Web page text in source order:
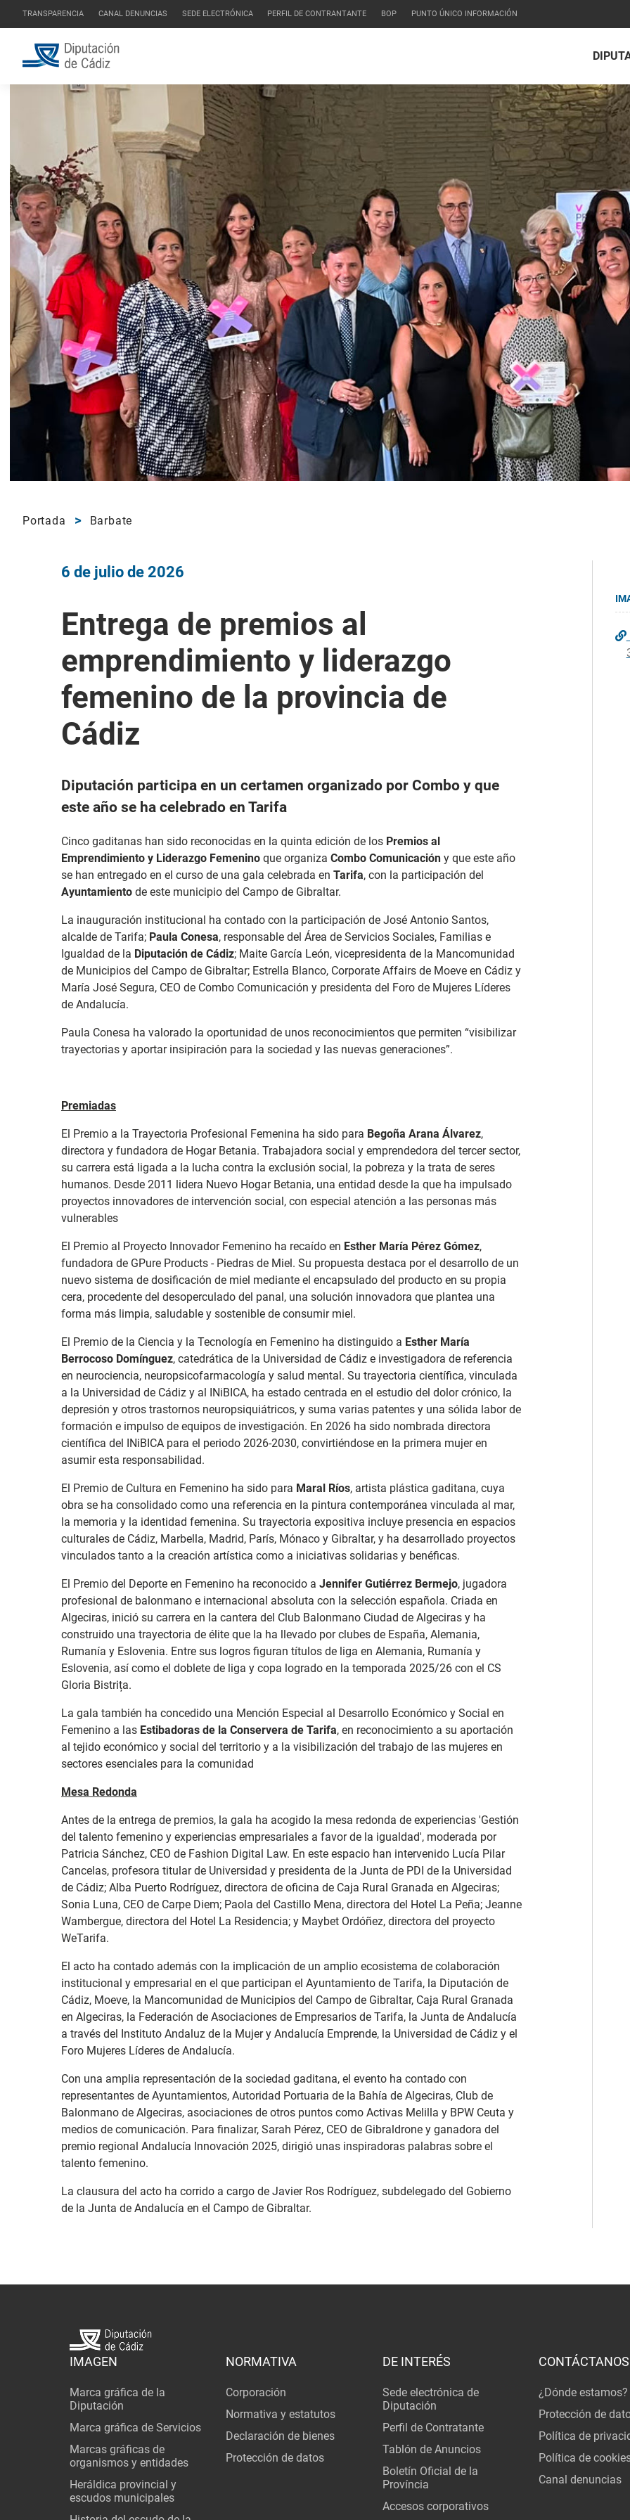
TRANSPARENCIA CANAL DENUNCIAS SEDE ELECTRÓNICA PERFIL DE CONTRANTANTE BOP PUNTO ÚNICO INFORMACIÓN
Portada Barbate
6 de julio de 2026
Entrega de premios al
emprendimiento y liderazgo
femenino de la provincia de
Cádiz
Diputación participa en un certamen organizado por Combo y que
este año se ha celebrado en Tarifa
Cinco gaditanas han sido reconocidas en la quinta edición de los Premios al
Emprendimiento y Liderazgo Femenino que organiza Combo Comunicación y que este año
se han entregado en el curso de una gala celebrada en Tarifa, con la participación del
Ayuntamiento de este municipio del Campo de Gibraltar.
La inauguración institucional ha contado con la participación de José Antonio Santos,
alcalde de Tarifa; Paula Conesa, responsable del Área de Servicios Sociales, Familias e
Igualdad de la Diputación de Cádiz; Maite García León, vicepresidenta de la Mancomunidad
de Municipios del Campo de Gibraltar; Estrella Blanco, Corporate Affairs de Moeve en Cádiz y
María José Segura, CEO de Combo Comunicación y presidenta del Foro de Mujeres Líderes
de Andalucía.
Paula Conesa ha valorado la oportunidad de unos reconocimientos que permiten “visibilizar
trayectorias y aportar insipiración para la sociedad y las nuevas generaciones”.
Premiadas
El Premio a la Trayectoria Profesional Femenina ha sido para Begoña Arana Álvarez,
directora y fundadora de Hogar Betania. Trabajadora social y emprendedora del tercer sector,
su carrera está ligada a la lucha contra la exclusión social, la pobreza y la trata de seres
humanos. Desde 2011 lidera Nuevo Hogar Betania, una entidad desde la que ha impulsado
proyectos innovadores de intervención social, con especial atención a las personas más
vulnerables
El Premio al Proyecto Innovador Femenino ha recaído en Esther María Pérez Gómez,
fundadora de GPure Products - Piedras de Miel. Su propuesta destaca por el desarrollo de un
nuevo sistema de dosificación de miel mediante el encapsulado del producto en su propia
cera, procedente del desoperculado del panal, una solución innovadora que plantea una
forma más limpia, saludable y sostenible de consumir miel.
El Premio de la Ciencia y la Tecnología en Femenino ha distinguido a Esther María
Berrocoso Domínguez, catedrática de la Universidad de Cádiz e investigadora de referencia
en neurociencia, neuropsicofarmacología y salud mental. Su trayectoria científica, vinculada
a la Universidad de Cádiz y al INiBICA, ha estado centrada en el estudio del dolor crónico, la
depresión y otros trastornos neuropsiquiátricos, y suma varias patentes y una sólida labor de
formación e impulso de equipos de investigación. En 2026 ha sido nombrada directora
científica del INiBICA para el periodo 2026-2030, convirtiéndose en la primera mujer en
asumir esta responsabilidad.
El Premio de Cultura en Femenino ha sido para Maral Ríos, artista plástica gaditana, cuya
obra se ha consolidado como una referencia en la pintura contemporánea vinculada al mar,
la memoria y la identidad femenina. Su trayectoria expositiva incluye presencia en espacios
culturales de Cádiz, Marbella, Madrid, París, Mónaco y Gibraltar, y ha desarrollado proyectos
vinculados tanto a la creación artística como a iniciativas solidarias y benéficas.
El Premio del Deporte en Femenino ha reconocido a Jennifer Gutiérrez Bermejo, jugadora
profesional de balonmano e internacional absoluta con la selección española. Criada en
Algeciras, inició su carrera en la cantera del Club Balonmano Ciudad de Algeciras y ha
construido una trayectoria de élite que la ha llevado por clubes de España, Alemania,
Rumanía y Eslovenia. Entre sus logros figuran títulos de liga en Alemania, Rumanía y
Eslovenia, así como el doblete de liga y copa logrado en la temporada 2025/26 con el CS
Gloria Bistrița.
La gala también ha concedido una Mención Especial al Desarrollo Económico y Social en
Femenino a las Estibadoras de la Conservera de Tarifa, en reconocimiento a su aportación
al tejido económico y social del territorio y a la visibilización del trabajo de las mujeres en
sectores esenciales para la comunidad
Mesa Redonda
Antes de la entrega de premios, la gala ha acogido la mesa redonda de experiencias 'Gestión
del talento femenino y experiencias empresariales a favor de la igualdad', moderada por
Patricia Sánchez, CEO de Fashion Digital Law. En este espacio han intervenido Lucía Pilar
Cancelas, profesora titular de Universidad y presidenta de la Junta de PDI de la Universidad
de Cádiz; Alba Puerto Rodríguez, directora de oficina de Caja Rural Granada en Algeciras;
Sonia Luna, CEO de Carpe Diem; Paola del Castillo Mena, directora del Hotel La Peña; Jeanne
Wambergue, directora del Hotel La Residencia; y Maybet Ordóñez, directora del proyecto
WeTarifa.
El acto ha contado además con la implicación de un amplio ecosistema de colaboración
institucional y empresarial en el que participan el Ayuntamiento de Tarifa, la Diputación de
Cádiz, Moeve, la Mancomunidad de Municipios del Campo de Gibraltar, Caja Rural Granada
en Algeciras, la Federación de Asociaciones de Empresarios de Tarifa, la Junta de Andalucía
a través del Instituto Andaluz de la Mujer y Andalucía Emprende, la Universidad de Cádiz y el
Foro Mujeres Líderes de Andalucía.
Con una amplia representación de la sociedad gaditana, el evento ha contado con
representantes de Ayuntamientos, Autoridad Portuaria de la Bahía de Algeciras, Club de
Balonmano de Algeciras, asociaciones de otros puntos como Activas Melilla y BPW Ceuta y
medios de comunicación. Para finalizar, Sarah Pérez, CEO de Gibraldrone y ganadora del
premio regional Andalucía Innovación 2025, dirigió unas inspiradoras palabras sobre el
talento femenino.
La clausura del acto ha corrido a cargo de Javier Ros Rodríguez, subdelegado del Gobierno
de la Junta de Andalucía en el Campo de Gibraltar.
IMAGEN
Marca gráfica de la
Diputación
Marca gráfica de Servicios
Marcas gráficas de
organismos y entidades
Heráldica provincial y
escudos municipales
NORMATIVA
Corporación
Normativa y estatutos
Declaración de bienes
Protección de datos
DE INTERÉS
Sede electrónica de
Diputación
Perfil de Contratante
Tablón de Anuncios
Boletín Oficial de la
Província
Accesos corporativos
CONTÁCTANOS
¿Dónde estamos?
Protección de
Política de
Política de
Canal denuncias